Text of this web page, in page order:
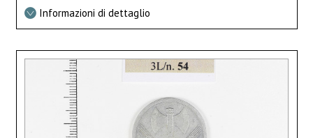
Informazioni di dettaglio